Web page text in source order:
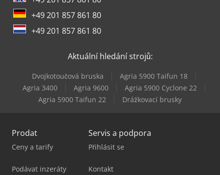
Still Rx 70-16
Still Rx 70-35
Still Rx 70-40
+49 201 857 861 80
+49 201 857 861 80
Aktuální hledání strojů:
Dvojkotoučová bruska
Agria 5900 Taifun 18
Agria 3400
Agria 9600
Agria 5900 Cyclone 22
Agria 5900 Taifun 22
Drážkovací brusky
Prodat
Ceny a tarify
Podávat inzeráty
Servis a podpora
Přihlásit se
Kontakt